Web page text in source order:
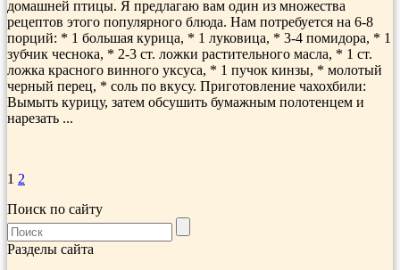
домашней птицы. Я предлагаю вам один из множества
рецептов этого популярного блюда. Нам потребуется на 6-8
порций: * 1 большая курица, * 1 луко­вица, * 3-4 помидора, * 1
зубчик чеснока, * 2-3 ст. ложки рас­тительного масла, * 1 ст.
ложка красного винного уксуса, * 1 пучок кинзы, * молотый
черный перец, * соль по вкусу. Приготовление чахохбили:
Вымыть курицу, затем обсушить бумажным полотенцем и
нарезать ...
1 2
Поиск по сайту
Разделы сайта